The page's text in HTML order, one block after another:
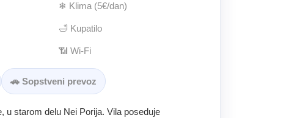
❄ Klima (5€/dan)
🛁 Kupatilo
📶 Wi-Fi
🚗 Sopstveni prevoz
u starom delu Nei Porija. Vila poseduje